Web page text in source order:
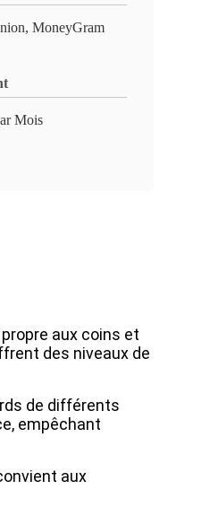
MoneyGram
Mois
aux coins et
des niveaux de
de différents
empêchant
aux